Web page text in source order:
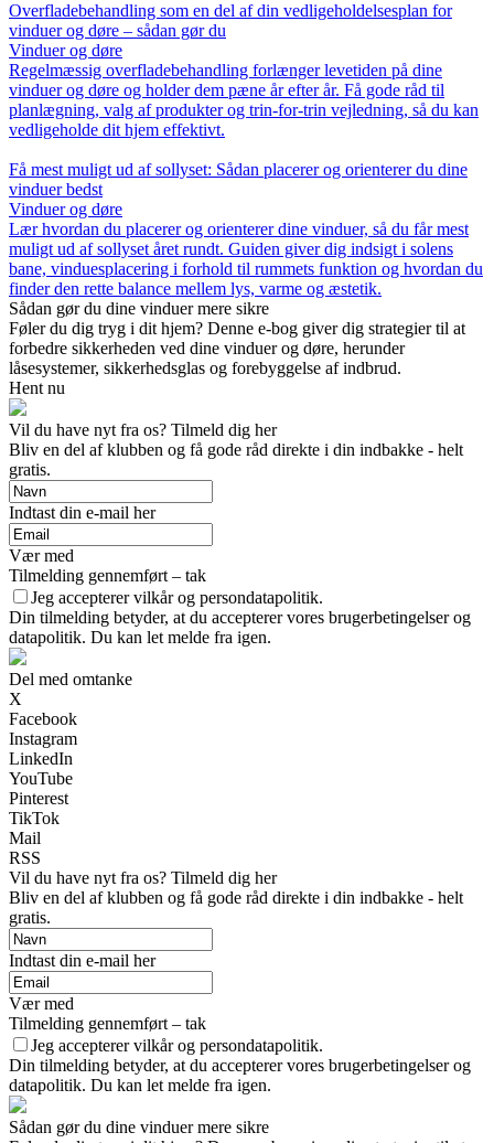
Overfladebehandling som en del af din vedligeholdelsesplan for
vinduer og døre – sådan gør du
Vinduer og døre
Regelmæssig overfladebehandling forlænger levetiden på dine
vinduer og døre og holder dem pæne år efter år. Få gode råd til
planlægning, valg af produkter og trin-for-trin vejledning, så du kan
vedligeholde dit hjem effektivt.
Få mest muligt ud af sollyset: Sådan placerer og orienterer du dine
vinduer bedst
Vinduer og døre
Lær hvordan du placerer og orienterer dine vinduer, så du får mest
muligt ud af sollyset året rundt. Guiden giver dig indsigt i solens
bane, vinduesplacering i forhold til rummets funktion og hvordan du
finder den rette balance mellem lys, varme og æstetik.
Sådan gør du dine vinduer mere sikre
Føler du dig tryg i dit hjem? Denne e-bog giver dig strategier til at
forbedre sikkerheden ved dine vinduer og døre, herunder
låsesystemer, sikkerhedsglas og forebyggelse af indbrud.
Hent nu
Vil du have nyt fra os? Tilmeld dig her
Bliv en del af klubben og få gode råd direkte i din indbakke - helt
gratis.
Indtast din e-mail her
Vær med
Tilmelding gennemført – tak
Jeg accepterer vilkår og persondatapolitik.
Din tilmelding betyder, at du accepterer vores brugerbetingelser og
datapolitik. Du kan let melde fra igen.
Del med omtanke
X
Facebook
Instagram
LinkedIn
YouTube
Pinterest
TikTok
Mail
RSS
Vil du have nyt fra os? Tilmeld dig her
Bliv en del af klubben og få gode råd direkte i din indbakke - helt
gratis.
Indtast din e-mail her
Vær med
Tilmelding gennemført – tak
Jeg accepterer vilkår og persondatapolitik.
Din tilmelding betyder, at du accepterer vores brugerbetingelser og
datapolitik. Du kan let melde fra igen.
Sådan gør du dine vinduer mere sikre